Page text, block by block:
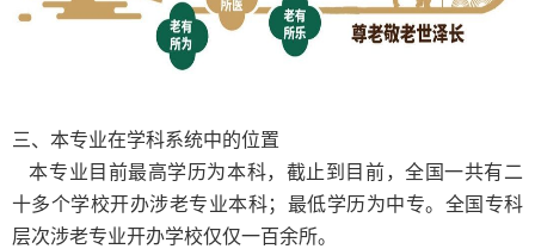
三、本专业在学科系统中的位置
本专业目前最高学历为本科，截止到目前，全国一共有二
十多个学校开办涉老专业本科；最低学历为中专。全国专科
层次涉老专业开办学校仅仅一百余所。